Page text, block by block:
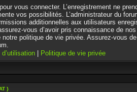
vous connecter. L’enregistrement ne
vos possibilités. L’administrateur du
additionnelles aux utilisateurs
vous d’avoir pris connaissance de nos
notre politique de vie privée. Assurez-vous
| Politique de vie privée
}